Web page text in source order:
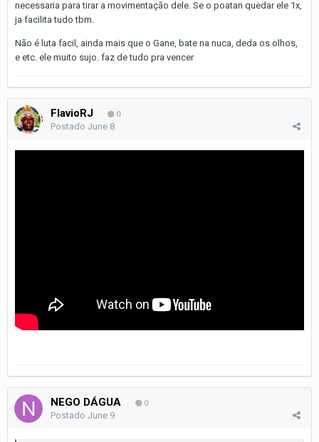
necessaria para tirar a movimentação dele. Se o poatan quedar ele 1x,
ja facilita tudo tbm.
Não é luta facil, ainda mais que o Gane, bate na nuca, deda os olhos,
e etc. ele muito sujo. faz de tudo pra vencer
FlavioRJ 0
Postado June 8
NEGO DÁGUA 0
Postado June 9